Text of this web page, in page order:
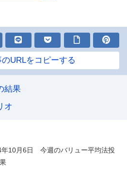
URLをコピーする
結果
オ
年10月6日 今週のバリュー平均法投